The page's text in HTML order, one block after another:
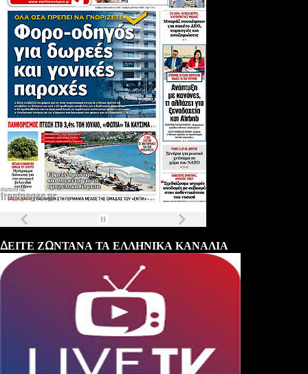
ΔΕΙΤΕ ΖΩΝΤΑΝΑ ΤΑ ΕΛΛΗΝΙΚΑ ΚΑΝΑΛΙΑ